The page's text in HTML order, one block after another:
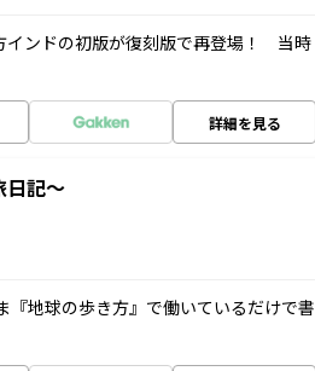
インドの初版が復刻版で再登場！ 当時
詳細を見る
日記～
地球の歩き方』で働いているだけで書